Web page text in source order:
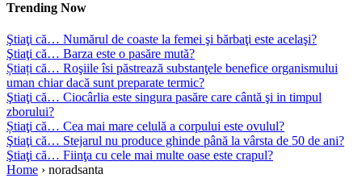
Trending Now
Ştiaţi că… Numărul de coaste la femei şi bărbaţi este acelaşi?
Ştiaţi că… Barza este o pasăre mută?
Știați că… Roşiile îsi păstrează substanţele benefice organismului
uman chiar dacă sunt preparate termic?
Ştiaţi că… Ciocârlia este singura pasăre care cântă şi in timpul
zborului?
Știaţi că… Cea mai mare celulă a corpului este ovulul?
Ştiaţi că… Stejarul nu produce ghinde până la vârsta de 50 de ani?
Ştiaţi că… Fiinţa cu cele mai multe oase este crapul?
Home › noradsanta